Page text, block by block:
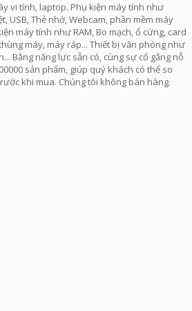
vi tính, laptop. Phụ kiện máy tính như
USB, Thẻ nhớ, Webcam, phần mềm máy
máy tính như RAM, Bo mạch, ổ cứng, card
máy, máy ráp... Thiết bị văn phòng như
Bằng năng lực sẵn có, cùng sự cố gắng nỗ
sản phẩm, giúp quý khách có thể so
khi mua. Chúng tôi không bán hàng.